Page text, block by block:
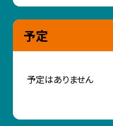
予定
予定はありません